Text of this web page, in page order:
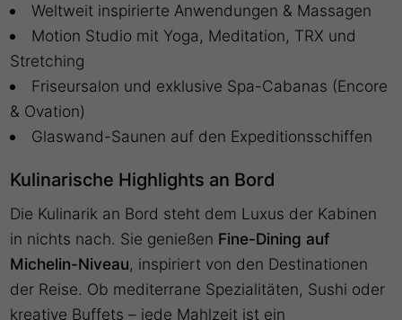
Weltweit inspirierte Anwendungen & Massagen
Motion Studio mit Yoga, Meditation, TRX und
Stretching
Friseursalon und exklusive Spa-Cabanas (Encore
& Ovation)
Glaswand-Saunen auf den Expeditionsschiffen
Kulinarische Highlights an Bord
Die Kulinarik an Bord steht dem Luxus der Kabinen
in nichts nach. Sie genießen Fine-Dining auf
Michelin-Niveau, inspiriert von den Destinationen
der Reise. Ob mediterrane Spezialitäten, Sushi oder
kreative Buffets – jede Mahlzeit ist ein